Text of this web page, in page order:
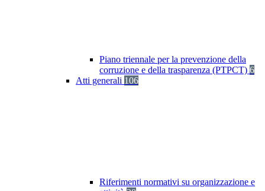
Piano triennale per la prevenzione della
corruzione e della trasparenza (PTPCT) 6
Atti generali 106
Riferimenti normativi su organizzazione e